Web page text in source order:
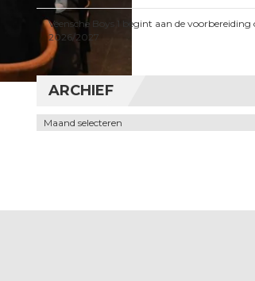
Veensche Boys 1 begint aan de voorbereiding
2026/2027
ARCHIEF
Archief